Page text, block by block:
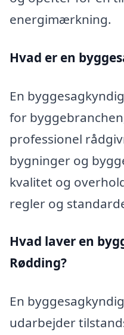
energimærkning.
Hvad er en
En
for
professionel
bygninger og
kvalitet og
regler og
Hvad laver en
Rødding?
En
udarbejder